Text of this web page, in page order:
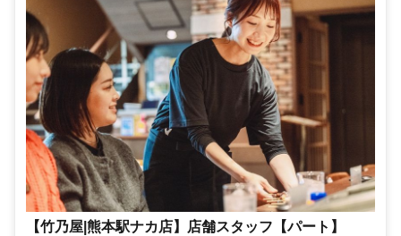
【竹乃屋|熊本駅ナカ店】店舗スタッフ【パート】